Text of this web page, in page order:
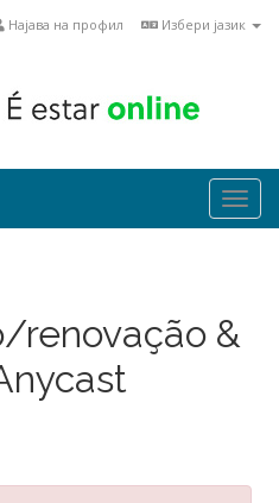
Избери јазик
Најава на профил
renovação &